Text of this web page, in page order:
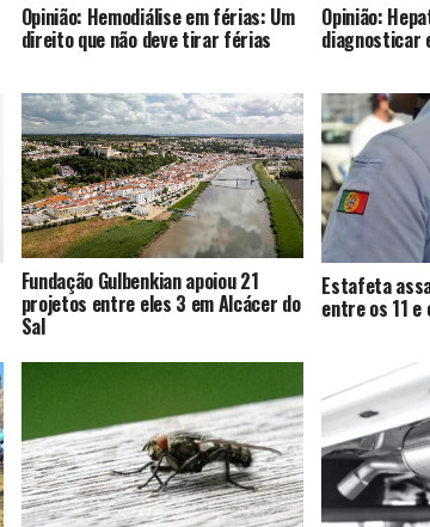
Opinião: Hemodiálise em férias: Um
direito que não deve tirar férias
Opinião:
Fundação Gulbenkian apoiou 21
projetos entre eles 3 em Alcácer do
Sal
Estafeta
entre os 11 e